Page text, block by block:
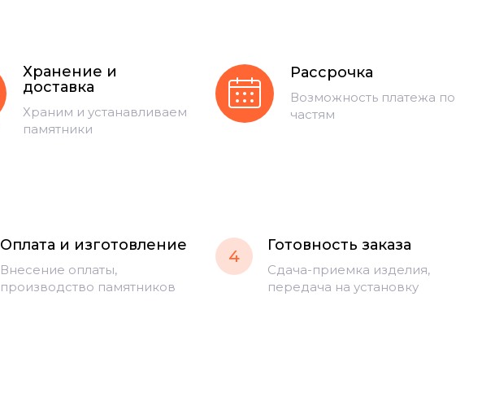
Хранение и
доставка
Храним и устанавливаем
памятники
Рассрочка
Возможность платежа по
частям
Оплата и изготовление
Внесение оплаты,
производство памятников
4
Готовность заказа
Сдача-приемка изделия,
передача на установку